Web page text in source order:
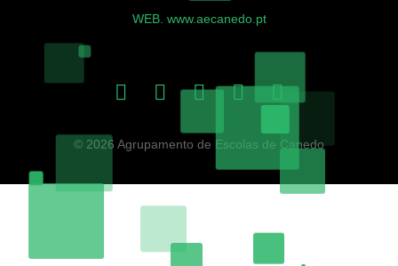
WEB. www.aecanedo.pt
© 2026 Agrupamento de Escolas de Canedo